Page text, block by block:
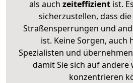
als auch zeiteffizientist.
sicherzustellen, dass
Straßensperrungen und
ist. Keine Sorgen, auch
Spezialisten und
damit Sie sich auf andere
konzentrieren